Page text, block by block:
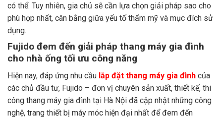
có thể. Tuy nhiên, gia chủ sẽ cần lựa chọn giải pháp sao cho
phù hợp nhất, cân bằng giữa yếu tố thẩm mỹ và mục đích sử
dụng.
Fujido đem đến giải pháp thang máy gia đình
cho nhà ống tối ưu công năng
Hiện nay, đáp ứng nhu cầu lắp đặt thang máy gia đình của
các chủ đầu tư, Fujido – đơn vị chuyên sản xuất, thiết kế, thi
công thang máy gia đình tại Hà Nội đã cập nhật những công
nghệ, trang thiết bị máy móc hiện đại nhất để đem đến